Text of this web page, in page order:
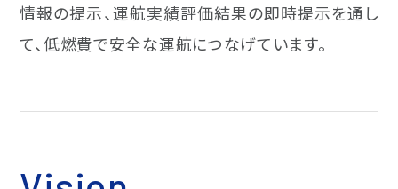
情報の提示、運航実績評価結果の即時提示を通し
て、低燃費で安全な運航につなげています。